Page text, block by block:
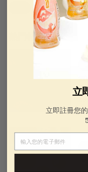
越南禮品 健
熱門帖子
做
立
立即註冊您